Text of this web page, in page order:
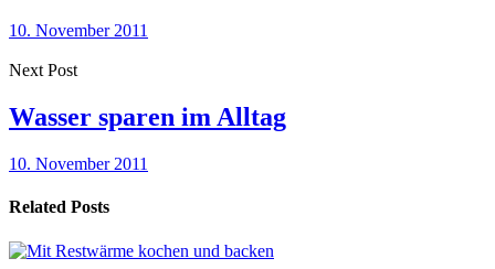
10. November 2011
Next Post
Wasser sparen im Alltag
10. November 2011
Related Posts